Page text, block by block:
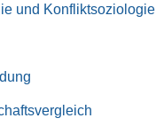
und Konfliktsoziologie